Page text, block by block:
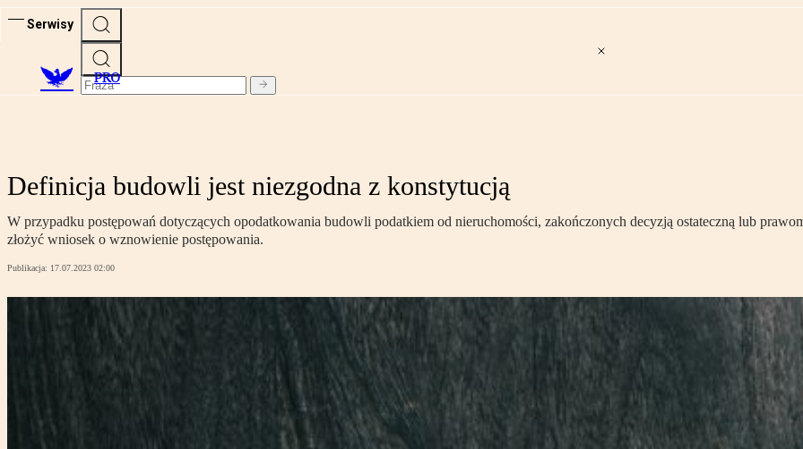
Serwisy
PRO
Definicja budowli jest niezgodna z konstytucją
W przypadku postępowań dotyczących opodatkowania budowli podatkiem od nieruchomości, zakończonych decyzją ostateczną lub
złożyć wniosek o wznowienie postępowania.
Publikacja: 17.07.2023 02:00